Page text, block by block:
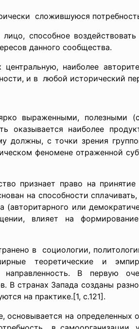
сложившуюся
способное
данного сообщества.
наиболее
и в любой исторический
выраженными, полезными (с
оказывается наиболее
должны, с точки зрения
феномене отраженной
признает право на
на способности
или
влияет на
в социологии,
теоретические и
направленность. В первую
В странах Запада созданы
на практике.[1, с.121].
основывается на